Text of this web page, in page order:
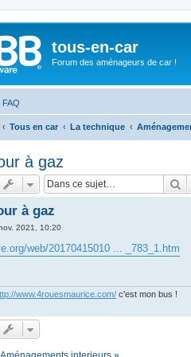
tous-en-car
Forum des aménageurs de car !
FAQ
Tous en car La technique
à gaz
à gaz
2021, 10:20
web/20170415010 ... _783_1.htm
www.4rouesmaurice.com/ c'est mon bus !